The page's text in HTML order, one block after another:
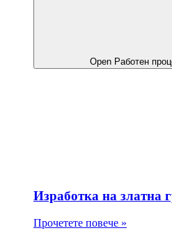
Open Работен
Изработка на златна
Прочетете повече »